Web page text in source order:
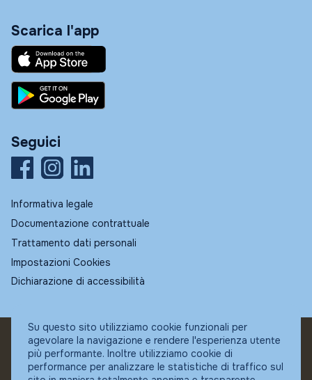
Scarica l'app
Seguici
Informativa legale
Documentazione contrattuale
Trattamento dati personali
Impostazioni Cookies
Dichiarazione di accessibilità
© Fundstore
Collocatore autorizzato:
Banca Ifigest SpA
Su questo sito utilizziamo cookie funzionali per
agevolare la navigazione e rendere l'esperienza utente
più performante. Inoltre utilizziamo cookie di
performance per analizzare le statistiche di traffico sul